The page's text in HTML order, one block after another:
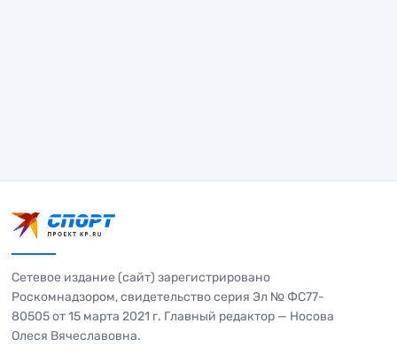
Сетевое издание (сайт) зарегистрировано
Роскомнадзором, свидетельство серия Эл № ФС77-
80505 от 15 марта 2021 г. Главный редактор — Носова
Олеся Вячеславовна.